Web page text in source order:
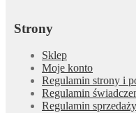
Strony
Sklep
Moje konto
Regulamin strony i
Regulamin
Regulamin sprzedaży